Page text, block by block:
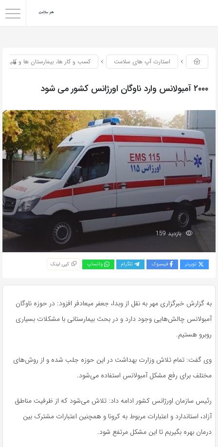
0 استارت آپ های سلامت کسب و کار ها، بیمارستان ها و
۲۰۰۰ آمبولانس وارد ناوگان اورژانس کشور می شود
بازدید 159
توییتر فیسبوک تلگرام واتساپ کپی لینک
به گزارش خبرگزاری مهر به نقل از وبدا، جعفر میعادفر افزود: در حوزه ناوگان
آمبولانس چالش‌هایی وجود دارد و در بحث بیمارستانی با مشکلات بسیاری
روبرو هستیم.
وی گفت: تمام تلاش وزارت بهداشت در این حوزه جلب شده و از روش‌های
مختلف برای رفع مشکل آمبولانس استفاده می‌شود.
رئیس سازمان اورژانس کشور ادامه داد: تلاش می‌شود که از ظرفیت مناطق
آزاد، استاندارد و اعتبارات مربوط به کرونا و همچنین اعتبارات مشترک بین
درمان بهره بگیریم تا این مشکل مرتفع شود.